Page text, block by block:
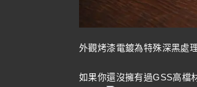
外觀烤漆電鍍為特殊深黑處
如果你還沒擁有過GSS高檔